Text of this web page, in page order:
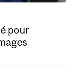
pour